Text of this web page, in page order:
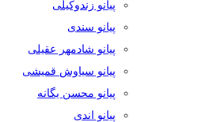
پیانو زندوکیلی
پیانو سندی
پیانو شادمهر عقیلی
پیانو سیاوش قمیشی
پیانو محسن یگانه
پیانو اندی